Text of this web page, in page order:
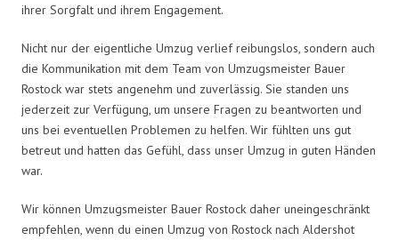
ihrer Sorgfalt und ihrem Engagement.
Nicht nur der eigentliche Umzug verlief reibungslos, sondern auch
die Kommunikation mit dem Team von Umzugsmeister Bauer
Rostock war stets angenehm und zuverlässig. Sie standen uns
jederzeit zur Verfügung, um unsere Fragen zu beantworten und
uns bei eventuellen Problemen zu helfen. Wir fühlten uns gut
betreut und hatten das Gefühl, dass unser Umzug in guten Händen
war.
Wir können Umzugsmeister Bauer Rostock daher uneingeschränkt
empfehlen, wenn du einen Umzug von Rostock nach Aldershot